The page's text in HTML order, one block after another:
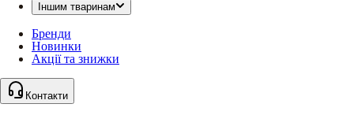
Іншим тваринам
Бренди
Новинки
Акції та знижки
Контакти